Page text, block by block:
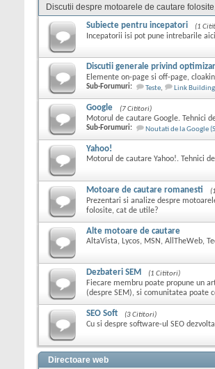
Discutii despre motoarele de cautare
Subiecte pentru incepatori (1
Incepatorii isi pot pune intrebarile
Discutii generale privind
Elemente on-page si off-page,
Sub-Forumuri: Teste, Link Building
Google (7 Cititori)
Motorul de cautare Google. Tehnici
Sub-Forumuri: Noutati de la Google
Yahoo!
Motorul de cautare Yahoo!. Tehnici
Motoare de cautare romanesti
Prezentari si analize despre
folosite, cat de utile?
Alte motoare de cautare
AltaVista, Lycos, MSN, AllTheWeb,
Dezbateri SEM (1 Cititori)
Fiecare membru poate propune un
(despre SEM), si comunitatea poate
SEO Soft (3 Cititori)
Cu si despre software-ul SEO
Directoare web